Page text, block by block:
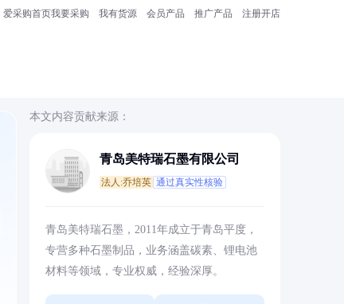
爱采购首页我要采购 我有货源 会员产品 推广产品 注册开店
本文内容贡献来源：
青岛美特瑞石墨有限公司
法人:乔培英 通过真实性核验
青岛美特瑞石墨，2011年成立于青岛平度，
专营多种石墨制品，业务涵盖碳素、锂电池
材料等领域，专业权威，经验深厚。